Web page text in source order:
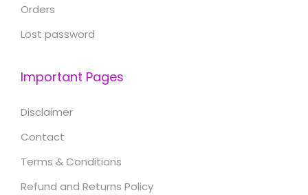
Orders
Lost password
Important Pages
Disclaimer
Contact
Terms & Conditions
Refund and Returns Policy